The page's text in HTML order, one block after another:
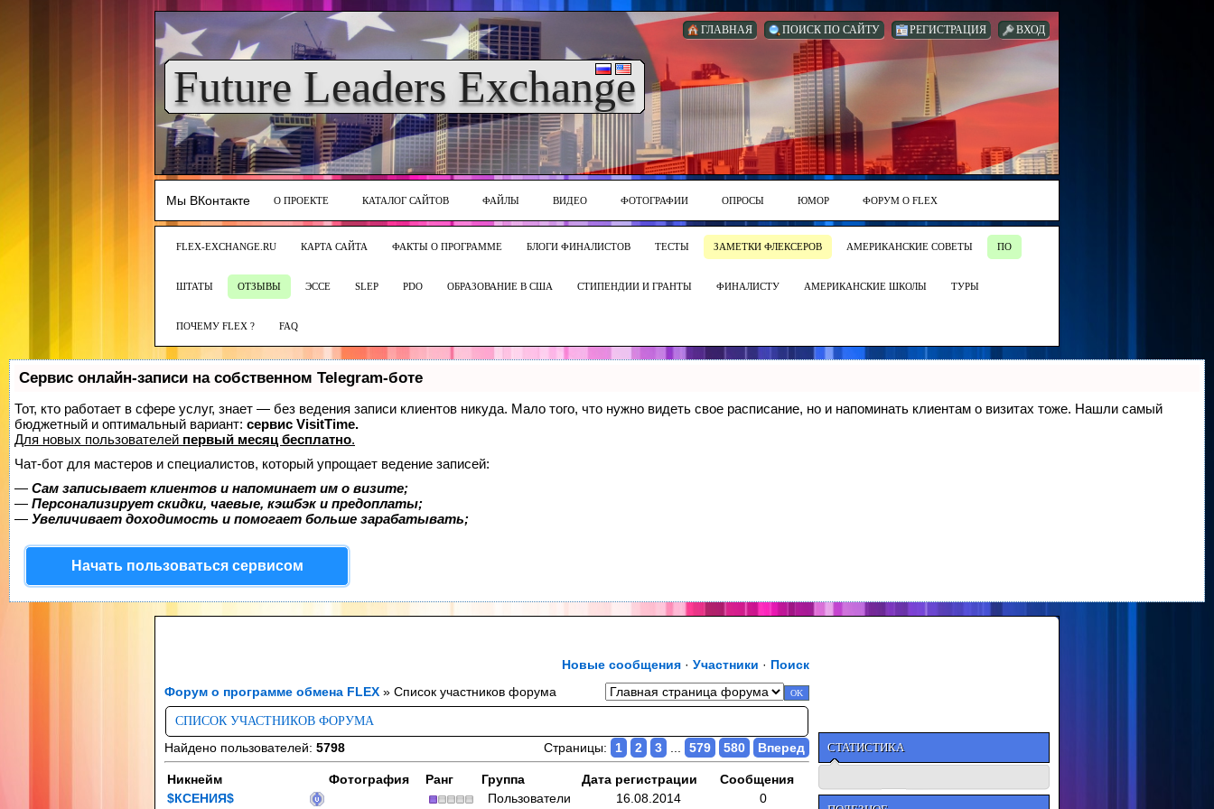
ВХОД
РЕГИСТРАЦИЯ
ПОИСК ПО САЙТУ
ГЛАВНАЯ
Future Leaders Exchange
Мы ВКонтакте О ПРОЕКТЕ КАТАЛОГ САЙТОВ ФАЙЛЫ ВИДЕО ФОТОГРАФИИ ОПРОСЫ ЮМОР ФОРУМ О FLEX
FLEX-EXCHANGE.RU КАРТА САЙТА ФАКТЫ О ПРОГРАММЕ БЛОГИ ФИНАЛИСТОВ ТЕСТЫ ЗАМЕТКИ ФЛЕКСЕРОВ АМЕРИКАНСКИЕ СОВЕТЫ ПО
ШТАТЫ ОТЗЫВЫ ЭССЕ SLEP PDO ОБРАЗОВАНИЕ В США СТИПЕНДИИ И ГРАНТЫ ФИНАЛИСТУ АМЕРИКАНСКИЕ ШКОЛЫ ТУРЫ
ПОЧЕМУ FLEX ? FAQ
Сервис онлайн-записи на собственном Telegram-боте
Тот, кто работает в сфере услуг, знает — без ведения записи клиентов никуда. Мало того, что нужно видеть свое расписание, но и напоминать клиентам о визитах тоже. Нашли самый
бюджетный и оптимальный вариант: сервис VisitTime.
Для новых пользователей первый месяц бесплатно.
Чат-бот для мастеров и специалистов, который упрощает ведение записей:
— Сам записывает клиентов и напоминает им о визите;
— Персонализирует скидки, чаевые, кэшбэк и предоплаты;
— Увеличивает доходимость и помогает больше зарабатывать;
Начать пользоваться сервисом
Новые сообщения · Участники · Поиск
Форум о программе обмена FLEX » Список участников форума
СПИСОК УЧАСТНИКОВ ФОРУМА
Найдено пользователей: 5798 Страницы: 1 2 3 579 580 Вперед
Никнейм Фотография Ранг Группа Дата регистрации
Сообщения
$КСЕНИЯ$
Пользователи 16.08.2014 0
СТАТИСТИКА